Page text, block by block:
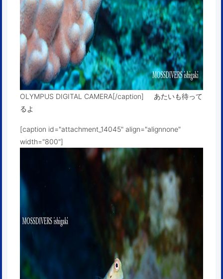
OLYMPUS DIGITAL CAMERA[/caption] あたいも待って
るよ
[caption id="attachment_14045" align="alignnone"
width="800"]